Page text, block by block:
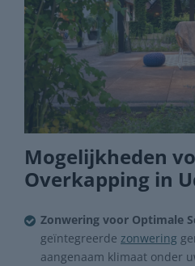
Mogelijkheden
Overkapping in
Zonwering voor Optimale
geïntegreerde zonwering
aangenaam klimaat onder